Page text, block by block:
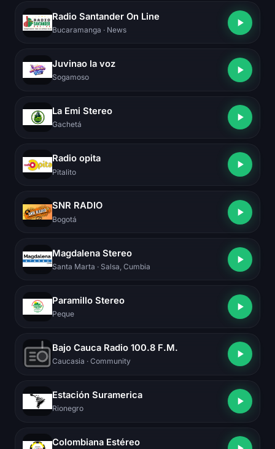
Radio Santander On Line
Bucaramanga · News
Juvinao la voz
Sogamoso
La Emi Stereo
Gachetá
Radio opita
Pitalito
SNR RADIO
Bogotá
Magdalena Stereo
Santa Marta · Salsa, Cumbia
Paramillo Stereo
Peque
Bajo Cauca Radio 100.8 F.M.
Caucasia · Community
Estación Suramerica
Rionegro
Colombiana Estéreo